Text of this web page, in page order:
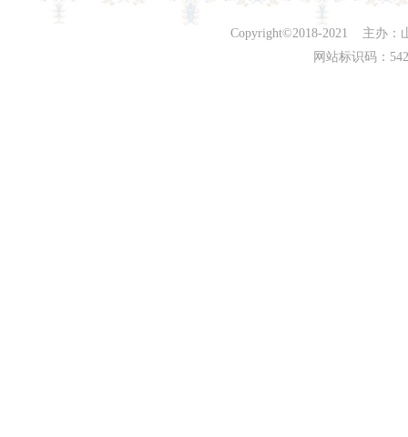
Copyright©2018-2021 主办：
网站标识码：